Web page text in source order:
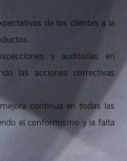
de los clientes a la
y auditorías en
las acciones correctivas
continua en todas las
el conformismo y la falta